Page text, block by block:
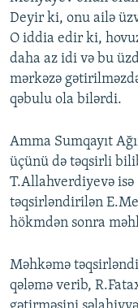
Deyir ki, onu ailə
O iddia edir ki,
daha az idi və bu
mərkəzə
qəbulu ola bilərdi.
Amma Sumqayıt
üçünü də təqsirli
T.Allahverdiyevə isə
təqsirləndirilən
hökmdən sonra
Məhkəmə
qələmə verib,